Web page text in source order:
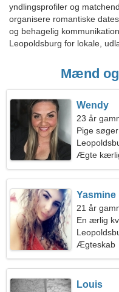
yndlingsprofiler og
organisere romantiske
og behagelig
Leopoldsburg for lokale,
Mænd
Wendy
23 år
Pige
Ægte
Yasmine
21 år
En ærlig
Ægteskab
Louis